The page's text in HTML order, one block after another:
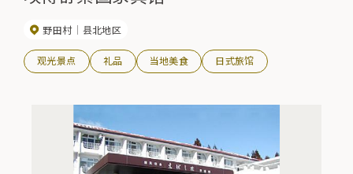
野田村 县北地区
观光景点 礼品 当地美食 日式旅馆